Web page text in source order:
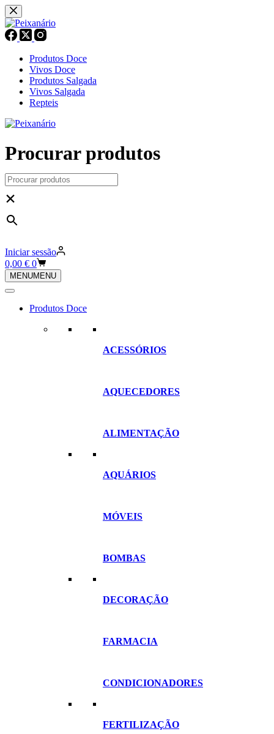
Pular
para
o
conteúdo
Produtos Doce
Vivos Doce
Produtos Salgada
Vivos Salgada
Repteis
Procurar produtos
×
Iniciar sessão
Carrinho
de
compras
0,00 € 0
MENUMENU
Produtos Doce
ACESSÓRIOS
AQUECEDORES
ALIMENTAÇÃO
AQUÁRIOS
MÓVEIS
BOMBAS
DECORAÇÃO
FARMACIA
CONDICIONADORES
FERTILIZAÇÃO